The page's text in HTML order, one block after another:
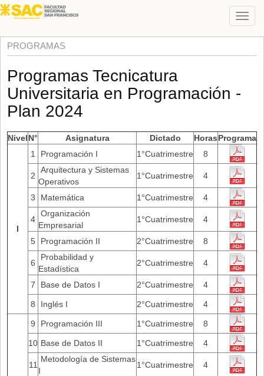
PROGRAMAS
Programas Tecnicatura
Universitaria en Programación -
Plan 2024
NivelN° Asignatura Dictado HorasPrograma
I
1 Programación I 1°Cuatrimestre 8
2
Arquitectura y Sistemas
Operativos
1°Cuatrimestre 4
3 Matemática 1°Cuatrimestre 4
4
Organización
Empresarial
1°Cuatrimestre 4
5 Programación II 2°Cuatrimestre 8
6
Probabilidad y
Estadística
2°Cuatrimestre 4
7 Base de Datos I 2°Cuatrimestre 4
8 Inglés I 2°Cuatrimestre 4
9 Programación III 1°Cuatrimestre 8
10 Base de Datos II 1°Cuatrimestre 4
11
Metodología de Sistemas
I
1°Cuatrimestre 4